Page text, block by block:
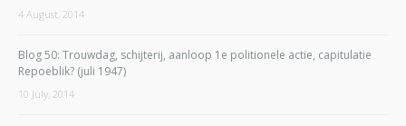
4 August, 2014
Blog 50: Trouwdag, schijterij, aanloop 1e politionele actie, capitulatie
Repoeblik? (juli 1947)
10 July, 2014